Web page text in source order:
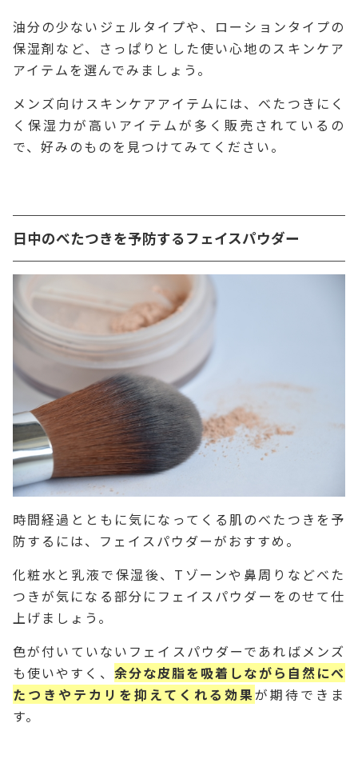
油分の少ないジェルタイプや、ローションタイプの
保湿剤など、さっぱりとした使い心地のスキンケア
アイテムを選んでみましょう。
メンズ向けスキンケアアイテムには、べたつきにく
く保湿力が高いアイテムが多く販売されているの
で、好みのものを見つけてみてください。
日中のべたつきを予防するフェイスパウダー
時間経過とともに気になってくる肌のべたつきを予
防するには、フェイスパウダーがおすすめ。
化粧水と乳液で保湿後、Tゾーンや鼻周りなどべた
つきが気になる部分にフェイスパウダーをのせて仕
上げましょう。
色が付いていないフェイスパウダーであればメンズ
も使いやすく、 余分な皮脂を吸着しながら自然にべ
たつきやテカリを抑えてくれる効果が期待できま
す。